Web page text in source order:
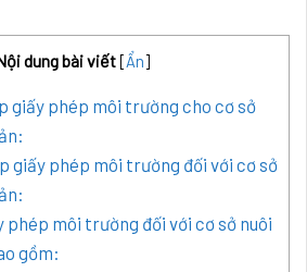
dung bài viết[Ẩn]
giấy phép môi trường cho cơ sở
giấy phép môi trường đối với cơ sở
phép môi trường đối với cơ sở nuôi
gồm: